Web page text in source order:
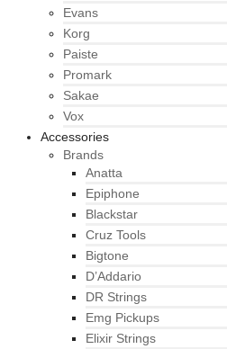
Evans
Korg
Paiste
Promark
Sakae
Vox
Accessories
Brands
Anatta
Epiphone
Blackstar
Cruz Tools
Bigtone
D’Addario
DR Strings
Emg Pickups
Elixir Strings